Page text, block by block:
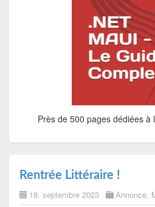
Près de 500 pages dédiées à
Rentrée Littéraire !
18. septembre 2023 Annonce,